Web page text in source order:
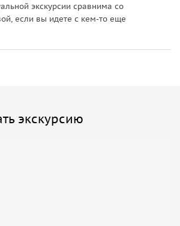
экскурсии сравнима со
если вы идете с кем-то еще
экскурсию